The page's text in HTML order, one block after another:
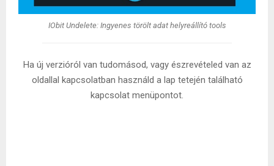
IObit Undelete: Ingyenes törölt adat helyreállító tools
Ha új verzióról van tudomásod, vagy észrevételed van az
oldallal kapcsolatban használd a lap tetején található
kapcsolat menüpontot.